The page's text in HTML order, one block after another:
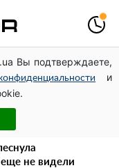
Вы подтверждаете,
и
вывел
фиктивную
не все:
стал следующим
не видели